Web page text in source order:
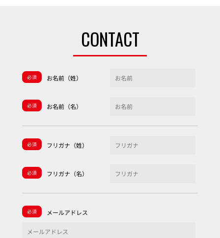
CONTACT
必須 お名前（姓）
必須 お名前（名）
必須 フリガナ（姓）
必須 フリガナ（名）
必須 メールアドレス